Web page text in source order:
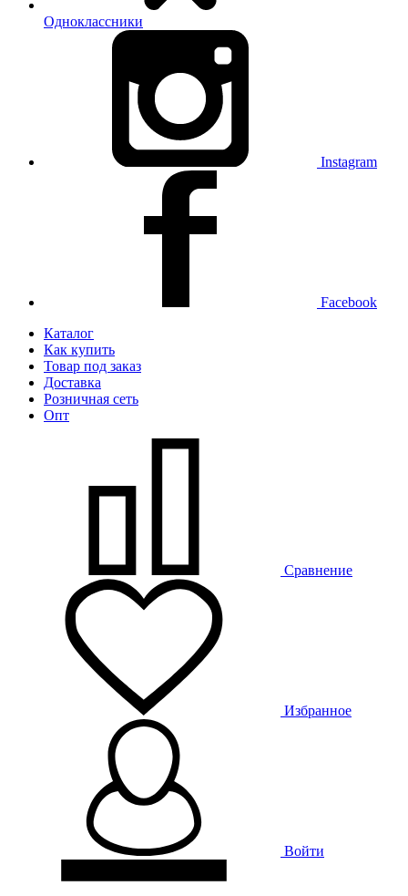
Одноклассники
Instagram
Facebook
Каталог
Как купить
Товар под заказ
Доставка
Розничная сеть
Опт
Сравнение
Избранное
Войти